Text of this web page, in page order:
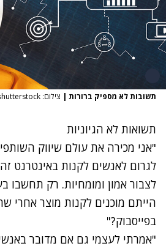
תשובות לא מספיק ברורות | צילום: TierneyMJ, shutterstock
תשואות לא הגיוניות
"אני מכירה את עולם שיווק
לגרום לאנשים לקנות באינטרנט
לצבור אמון ומומחיות. רק תחשבו
הייתם מוכנים לקנות מוצר אחרי
בפייסבוק?"
"אמרתי לעצמי גם אם מדובר